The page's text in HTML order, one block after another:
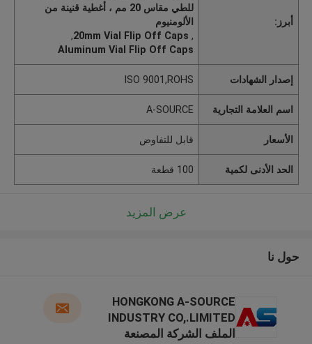
أبرز:
للطي مقاس 20 مم ، أغطية قنينة من
الألومنيوم
,
20mm Vial Flip Off Caps
,
Aluminum Vial Flip Off Caps
إصدار الشهادات ISO 9001,ROHS
اسم العلامة التجارية A-SOURCE
الأسعار قابل للتفاوض
الحد الأدنى لكمية 100 قطعة
عرض المزيد
حول نا
HONGKONG A-SOURCE
INDUSTRY CO,.LIMITED
الملف الشركة المصنعة